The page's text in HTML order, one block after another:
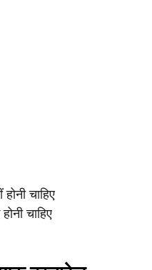
चाहिए
चाहिए